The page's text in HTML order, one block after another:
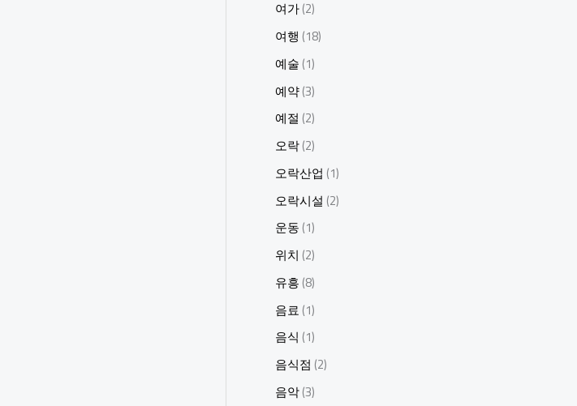
여가(2)
여행 (18)
예술(1)
예약(3)
예절 (2)
오락(2)
오락산업 (1)
오락시설 (2)
운동(1)
위치 (2)
유흥(8)
음료(1)
음식 (1)
음식점 (2)
음악(3)